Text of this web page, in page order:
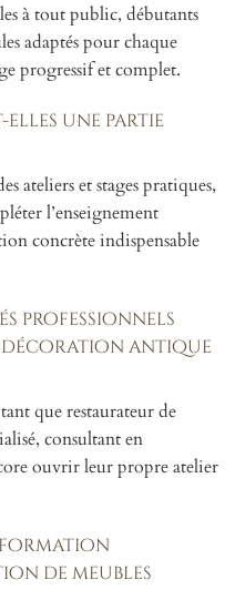
à tout public, débutants
adaptés pour chaque
progressif et complet.
une partie
ateliers et stages pratiques,
l’enseignement
concrète indispensable
professionnels
décoration antique
que restaurateur de
consultant en
ouvrir leur propre atelier
formation
de meubles